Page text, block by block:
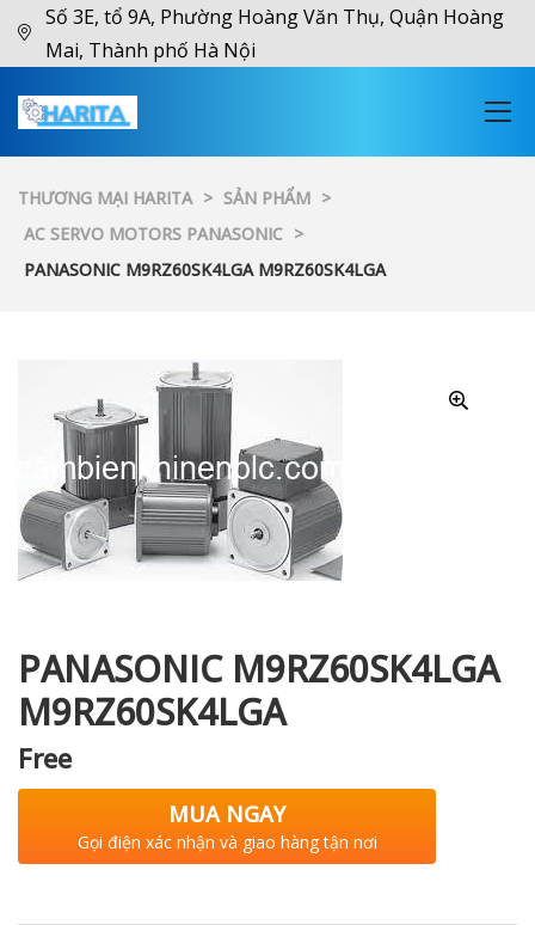
Số 3E, tổ 9A, Phường Hoàng Văn Thụ, Quận Hoàng
Mai, Thành phố Hà Nội
THƯƠNG MẠI HARITA > SẢN PHẨM >
AC SERVO MOTORS PANASONIC >
PANASONIC M9RZ60SK4LGA M9RZ60SK4LGA
PANASONIC M9RZ60SK4LGA
M9RZ60SK4LGA
Free
MUA NGAY
Gọi điện xác nhận và giao hàng tận nơi